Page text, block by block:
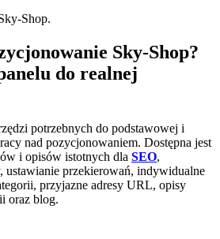
Shop.
Sky-Shop?
do realnej
potrzebnych do podstawowej i
nad pozycjonowaniem. Dostępna jest
i opisów istotnych dla SEO,
ustawianie przekierowań, indywidualne
przyjazne adresy URL, opisy
oraz blog.